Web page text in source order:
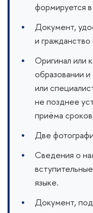
формируется
Документ,
и
Оригинал или
образовании
или
не позднее
приёма
Две
Сведения о
языке.
Документ,